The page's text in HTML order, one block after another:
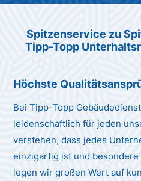
Spitzenservice zu
Tipp-Topp
Höchste
Bei Tipp-Topp
leidenschaftlich für jeden
verstehen, dass jedes
einzigartig ist und
legen wir großen Wert auf